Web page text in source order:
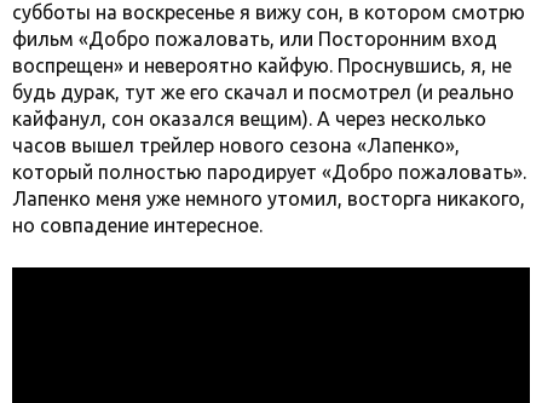
субботы на воскресенье я вижу сон, в котором смотрю
фильм «Добро пожаловать, или Посторонним вход
воспрещен» и невероятно кайфую. Проснувшись, я, не
будь дурак, тут же его скачал и посмотрел (и реально
кайфанул, сон оказался вещим). А через несколько
часов вышел трейлер нового сезона «Лапенко»,
который полностью пародирует «Добро пожаловать».
Лапенко меня уже немного утомил, восторга никакого,
но совпадение интересное.